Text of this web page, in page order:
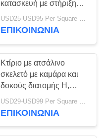
κατασκευή με στήριξη
γερανού
USD25-USD95 Per Square meter MOQ:500 τετραγωνικά μέτρα
ΕΠΙΚΟΙΝΩΝΙΑ
Κτίριο με ατσάλινο
σκελετό με καμάρα και
δοκούς διατομής Η,
διάρκεια ζωής 50 ετών
ΕΠΙΚΟΙΝΩΝΙΑ